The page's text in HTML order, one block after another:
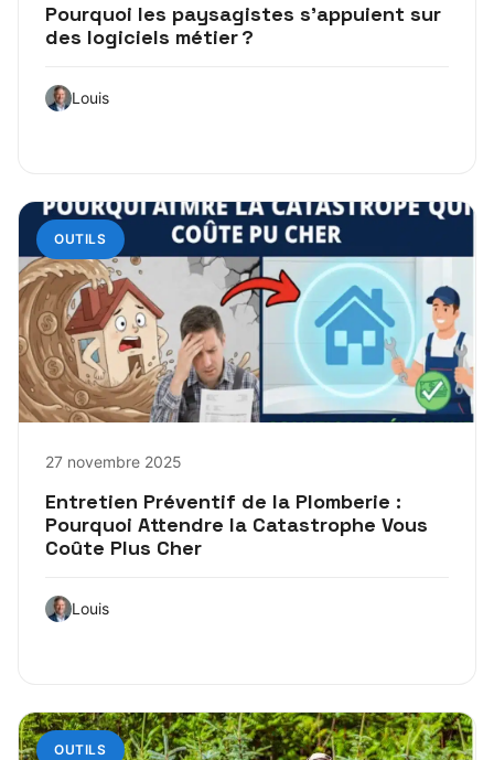
Pourquoi les paysagistes s’appuient sur
des logiciels métier ?
Louis
OUTILS
27 novembre 2025
Entretien Préventif de la Plomberie :
Pourquoi Attendre la Catastrophe Vous
Coûte Plus Cher
Louis
OUTILS